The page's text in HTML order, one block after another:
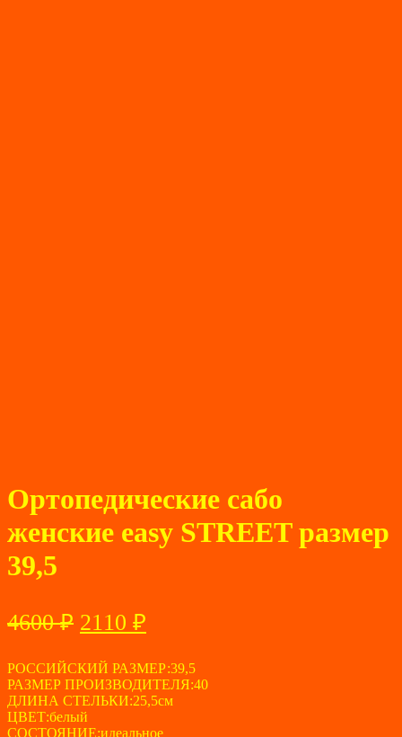
Ортопедические сабо
женские easy STREET размер
39,5
4600₽ Первоначальная
составляла
4600 ₽.
2110 ₽
2110 ₽.
РОССИЙСКИЙ РАЗМЕР:39,5
РАЗМЕР ПРОИЗВОДИТЕЛЯ:40
ДЛИНА СТЕЛЬКИ:25,5см
ЦВЕТ:белый
СОСТОЯНИЕ:идеальное